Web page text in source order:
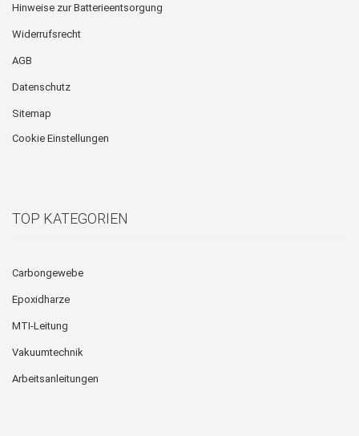
Hinweise zur Batterieentsorgung
Widerrufsrecht
AGB
Datenschutz
Sitemap
Cookie Einstellungen
TOP KATEGORIEN
Carbongewebe
Epoxidharze
MTI-Leitung
Vakuumtechnik
Arbeitsanleitungen